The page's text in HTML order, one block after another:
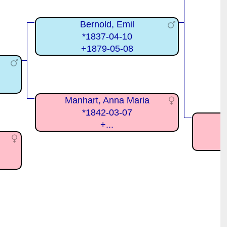
Bernold, Emil
*1837-04-10
+1879-05-08
Manhart, Anna Maria
*1842-03-07
+...